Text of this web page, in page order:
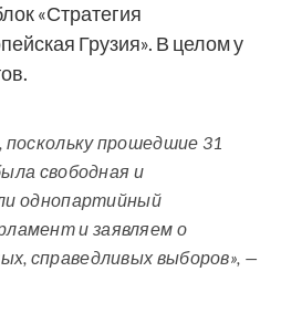
«Стратегия
Грузия». В целом у
прошедшие 31
свободная и
однопартийный
и заявляем о
справедливых выборов», —